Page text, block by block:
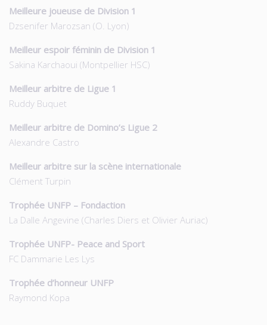
Meilleure joueuse de Division 1
Dzsenifer Marozsan (O. Lyon)
Meilleur espoir féminin de Division 1
Sakina Karchaoui (Montpellier HSC)
Meilleur arbitre de Ligue 1
Ruddy Buquet
Meilleur arbitre de Domino’s Ligue 2
Alexandre Castro
Meilleur arbitre sur la scène internationale
Clément Turpin
Trophée UNFP – Fondaction
La Dalle Angevine (Charles Diers et Olivier Auriac)
Trophée UNFP- Peace and Sport
FC Dammarie Les Lys
Trophée d’honneur UNFP
Raymond Kopa